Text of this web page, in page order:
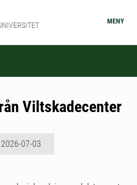
MENY
Viltskadecenter
07-03